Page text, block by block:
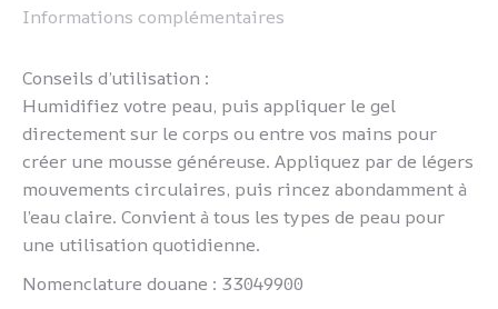
Informations complémentaires
Conseils d’utilisation :
Humidifiez votre peau, puis appliquer le gel
directement sur le corps ou entre vos mains pour
créer une mousse généreuse. Appliquez par de légers
mouvements circulaires, puis rincez abondamment à
l’eau claire. Convient à tous les types de peau pour
une utilisation quotidienne.
Nomenclature douane : 33049900